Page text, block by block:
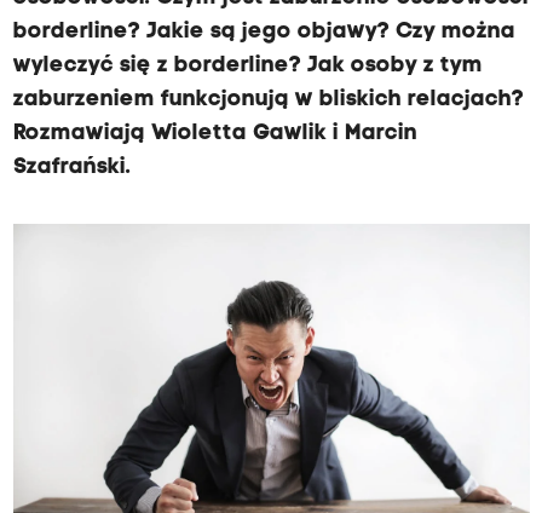
borderline? Jakie są jego objawy? Czy można
wyleczyć się z borderline? Jak osoby z tym
zaburzeniem funkcjonują w bliskich relacjach?
Rozmawiają Wioletta Gawlik i Marcin
Szafrański.